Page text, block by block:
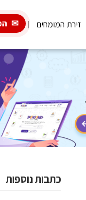
זירת המומחים
כתבות נוספות